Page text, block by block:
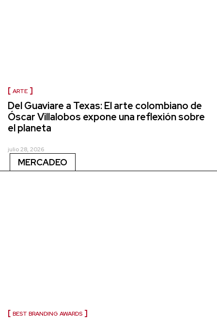
ARTE
Del Guaviare a Texas: El arte colombiano de
Óscar Villalobos expone una reflexión sobre
el planeta
julio 28, 2026
MERCADEO
BEST BRANDING AWARDS